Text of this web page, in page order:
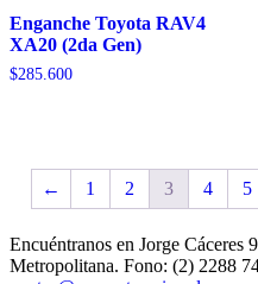
Enganche Toyota RAV4
XA20 (2da Gen)
$285.600
← 1 2 3 4 5
Encuéntranos en Jorge Cáceres
Metropolitana. Fono: (2) 2288